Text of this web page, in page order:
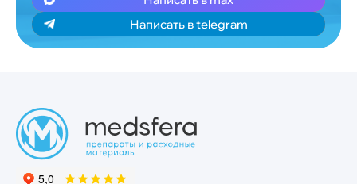
Написать в telegram